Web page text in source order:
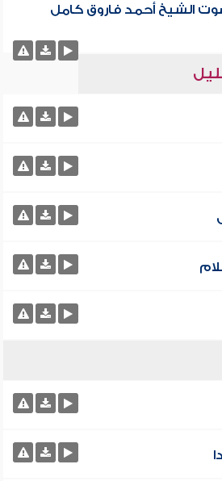
الشيخ أحمد فاروق كامل